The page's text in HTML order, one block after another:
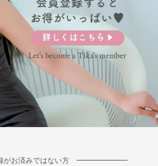
がお済みではない方